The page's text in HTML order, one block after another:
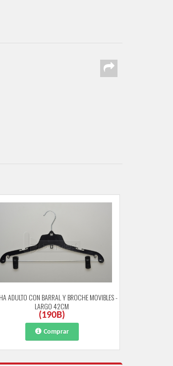
ADULTO CON BARRAL Y BROCHE MOVIBLES -
LARGO 42CM
(190B)
Comprar